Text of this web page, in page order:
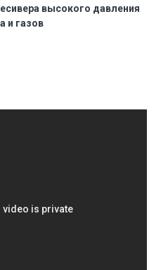
высокого давления
и газов